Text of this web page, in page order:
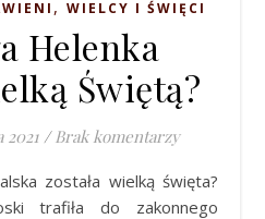
, WIELCY I ŚWIĘCI
Helenka
Świętą?
2021 / Brak komentarzy
trafiła do zakonnego